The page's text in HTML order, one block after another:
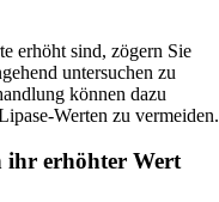
erhöht sind, zögern Sie
untersuchen zu
können dazu
Werten zu vermeiden.
ihr erhöhter Wert